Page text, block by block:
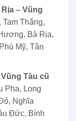
– Vũng
Thắng,
Bà Rịa,
Mỹ, Tân
Tàu cũ
Pha, Long
Nghĩa
Đức, Bình